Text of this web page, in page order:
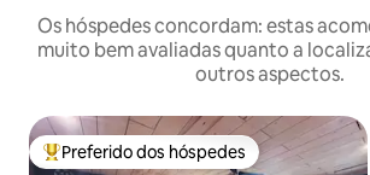
Os hóspedes concordam: estas
muito bem avaliadas quanto a
outros aspectos.
Entre os melhores preferidos dos hóspedes
Preferido dos hóspedes